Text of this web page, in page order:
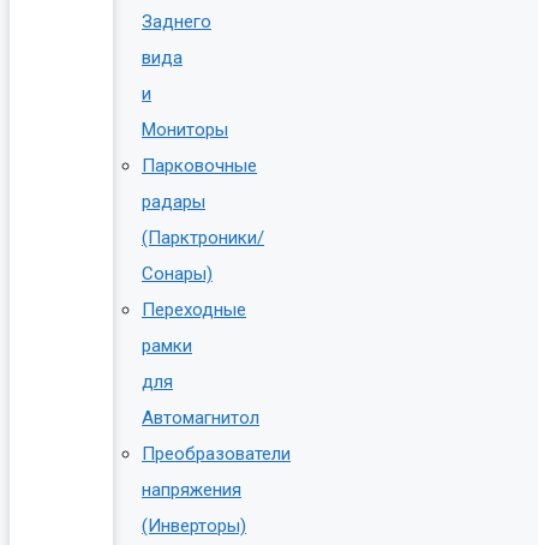
Заднего
вида
и
Мониторы
Парковочные
радары
(Парктроники/
Сонары)
Переходные
рамки
для
Автомагнитол
Преобразователи
напряжения
(Инверторы)